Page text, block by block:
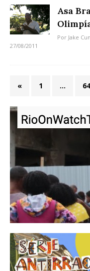
Asa
Por Jake
27/08/2011
« 1 … 64